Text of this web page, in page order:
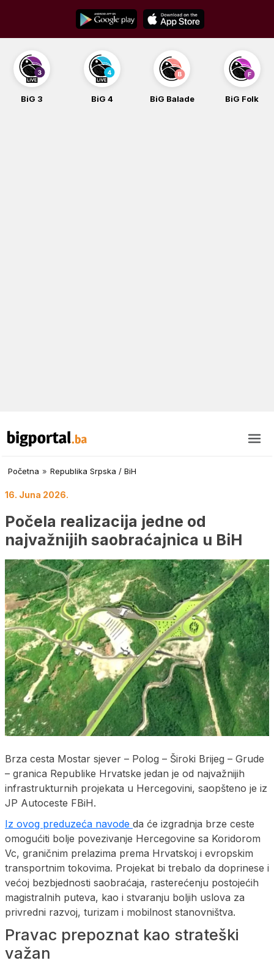
content
BiG 4 BiG Balade BiG Folk BiG iG
Početna » Republika Srpska / BiH
16. Juna 2026.
Počela realizacija jedne od
najvažnijih saobraćajnica u BiH
Brza cesta Mostar sjever – Polog – Široki Brijeg – Grude
– granica Republike Hrvatske jedan je od najvažnijih
infrastrukturnih projekata u Hercegovini, saopšteno je iz
JP Autoceste FBiH.
Iz ovog preduzeća navode da će izgradnja brze ceste
omogućiti bolje povezivanje Hercegovine sa Koridorom
Vc, graničnim prelazima prema Hrvatskoj i evropskim
transportnim tokovima. Projekat bi trebalo da doprinese i
većoj bezbjednosti saobraćaja, rasterećenju postojećih
magistralnih puteva, kao i stvaranju boljih uslova za
privredni razvoj, turizam i mobilnost stanovništva.
Pravac prepoznat kao strateški
važan